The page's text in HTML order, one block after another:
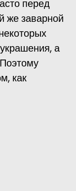
перед
же заварной
а
как